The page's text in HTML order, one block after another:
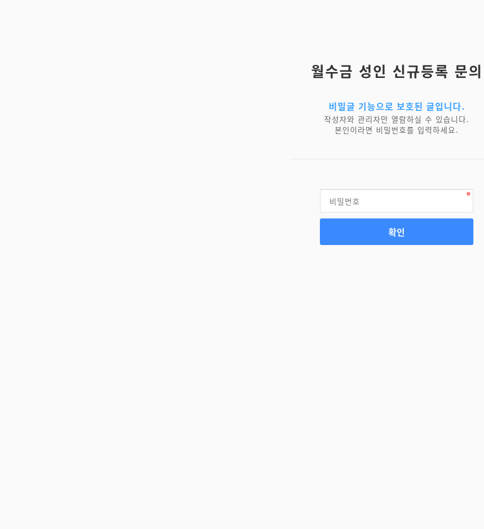
월수금 성인 신규등록 문의
비밀글 기능으로 보호된 글입니다.
작성자와 관리자만 열람하실 수 있습니다.
본인이라면 비밀번호를 입력하세요.